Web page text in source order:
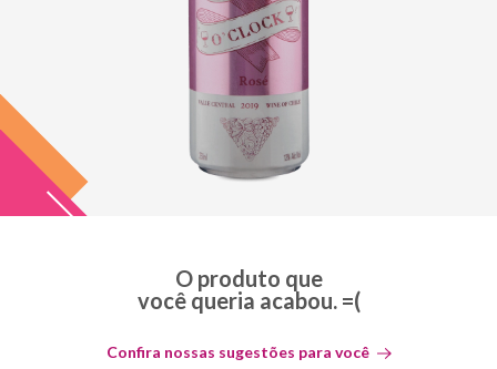
O produto que
você queria acabou. =(
Confira nossas sugestões para você